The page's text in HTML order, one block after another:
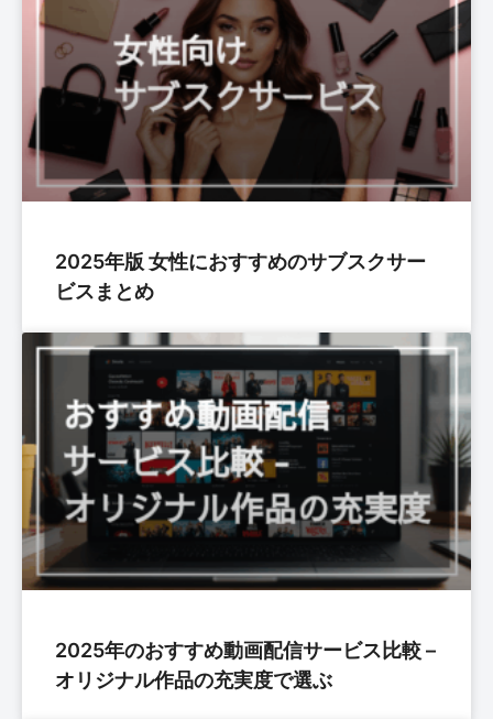
2025年版 女性におすすめのサブスクサー
ビスまとめ
2025年のおすすめ動画配信サービス比較 –
オリジナル作品の充実度で選ぶ